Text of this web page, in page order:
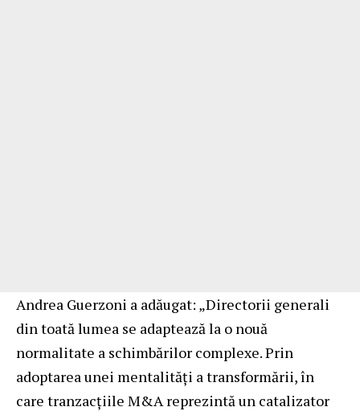
Andrea Guerzoni a adăugat: „Directorii generali
din toată lumea se adaptează la o nouă
normalitate a schimbărilor complexe. Prin
adoptarea unei mentalități a transformării, în
care tranzacțiile M&A reprezintă un catalizator